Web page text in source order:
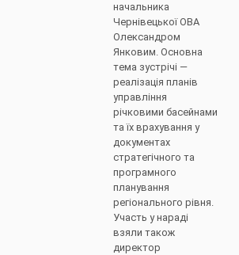
начальника
Чернівецької ОВА
Олександром
Янковим. Основна
тема зустрічі —
реалізація планів
управління
річковими басейнами
та їх врахування у
документах
стратегічного та
програмного
планування
регіонального рівня.
Участь у нараді
взяли також
директор